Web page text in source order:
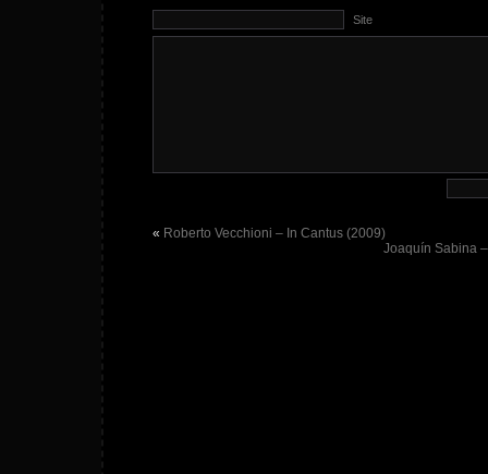
Site
« Roberto Vecchioni – In Cantus (2009)
Joaquín Sabina